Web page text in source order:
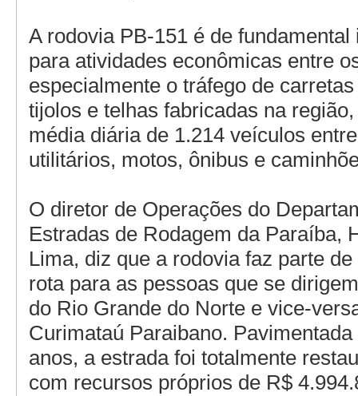
A rodovia PB-151 é de fundamental
para atividades econômicas entre
especialmente o tráfego de
tijolos e telhas fabricadas na
média diária de 1.214 veículos
utilitários, motos, ônibus e
O diretor de Operações do
Estradas de Rodagem da Paraíba,
Lima, diz que a rodovia faz parte
rota para as pessoas que se
do Rio Grande do Norte e vice-
Curimataú Paraibano.
anos, a estrada foi totalmente
com recursos próprios de R$